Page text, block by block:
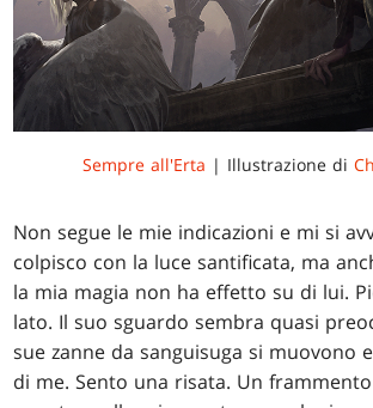
Sempre all'Erta | Illustrazione di
Non segue le mie indicazioni e mi si
colpisco con la luce santificata, ma
la mia magia non ha effetto su di lui.
lato. Il suo sguardo sembra quasi
sue zanne da sanguisuga si muovono
di me. Sento una risata. Un